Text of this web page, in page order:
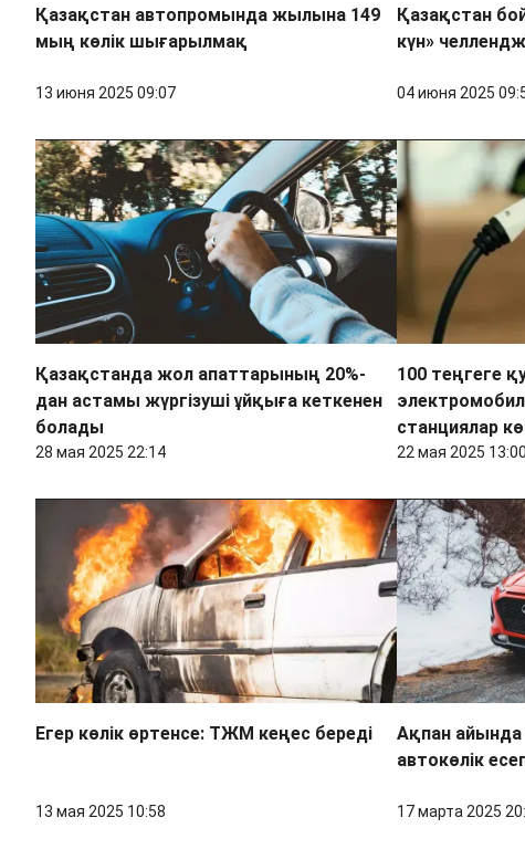
Қазақстан автопромында жылына 149
мың көлік шығарылмақ
13 июня 2025 09:07
Қазақстан
күн»
04 июня 2025
Қазақстанда жол апаттарының 20%-
дан астамы жүргізуші ұйқыға кеткенен
болады
28 мая 2025 22:14
100 теңгеге
станциялар
22 мая 2025 13:00
Егер көлік өртенсе: ТЖМ кеңес береді
13 мая 2025 10:58
Ақпан айында
автокөлік
17 марта 2025